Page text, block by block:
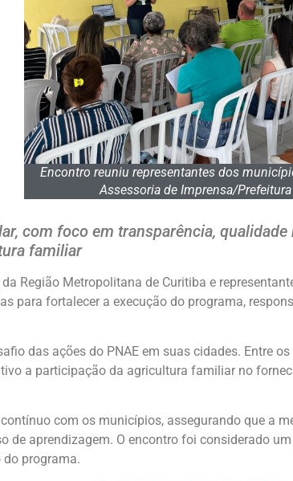
Encontro reuniu representantes dos
Assessoria de Imprensa/
com foco em transparência,
familiar
Região Metropolitana de Curitiba e
para fortalecer a execução do programa,
das ações do PNAE em suas cidades. Entre
a participação da agricultura familiar no
com os municípios, assegurando que a
aprendizagem. O encontro foi considerado
programa.